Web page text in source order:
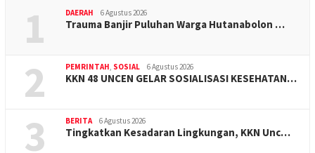
1 DAERAH 6 Agustus 2026
Trauma Banjir Puluhan Warga Hutanabolon …
2 PEMRINTAH SOSIAL 6 Agustus 2026
KKN 48 UNCEN GELAR SOSIALISASI KESEHATAN…
3 BERITA 6 Agustus 2026
Tingkatkan Kesadaran Lingkungan, KKN Unc…